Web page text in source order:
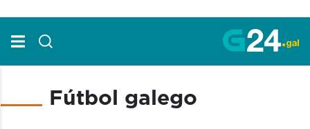
Fútbol galego